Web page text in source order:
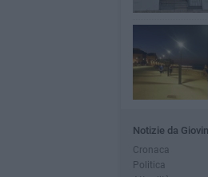
Notizie da
Cronaca
Politica